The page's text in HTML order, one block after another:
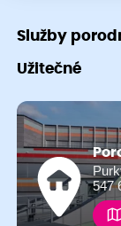
Služby
Užitečné
547